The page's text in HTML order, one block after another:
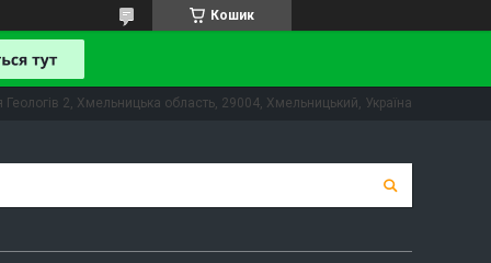
Кошик
Геологів 2, Хмельницька область, 29004, Хмельницький, Україна